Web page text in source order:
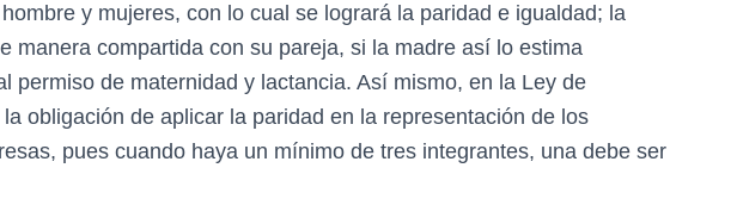
y mujeres, con lo cual se logrará la paridad e igualdad; la
manera compartida con su pareja, si la madre así lo estima
permiso de maternidad y lactancia. Así mismo, en la Ley de
obligación de aplicar la paridad en la representación de los
pues cuando haya un mínimo de tres integrantes, una debe ser